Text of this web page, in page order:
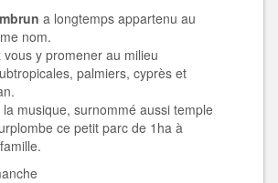
a longtemps appartenu au
nom.
vous y promener au milieu
palmiers, cyprès et
musique, surnommé aussi temple
ce petit parc de 1ha à